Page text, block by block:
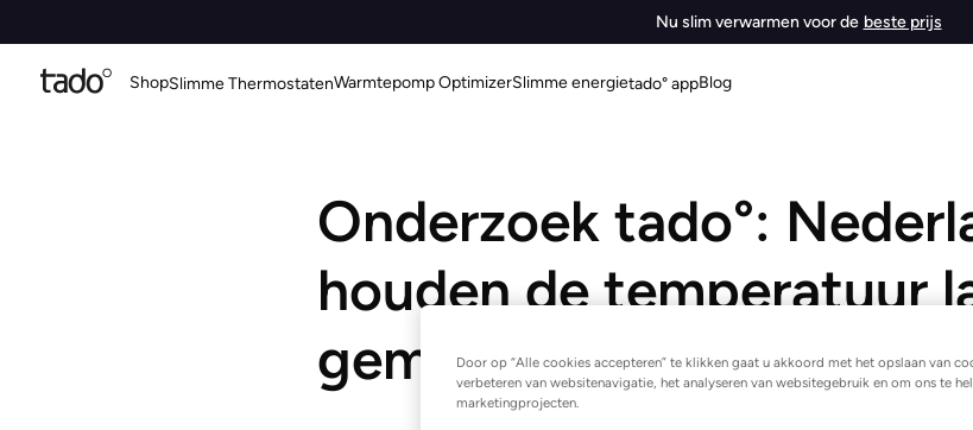
Nu slim verwarmen voor de beste prijs
ShopSlimme ThermostatenWarmtepomp OptimizerSlimme energietado° appBlog
Onderzoek tado°:
houden de temperatuur
gemiddeld 16,9°C op de
Door op “Alle cookies accepteren” te klikken gaat u akkoord met het opslaan van
verbeteren van websitenavigatie, het analyseren van websitegebruik en om ons te
marketingprojecten.